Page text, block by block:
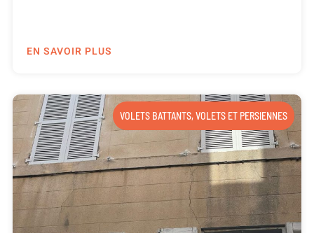
EN SAVOIR PLUS
VOLETS BATTANTS,VOLETS ET PERSIENNES